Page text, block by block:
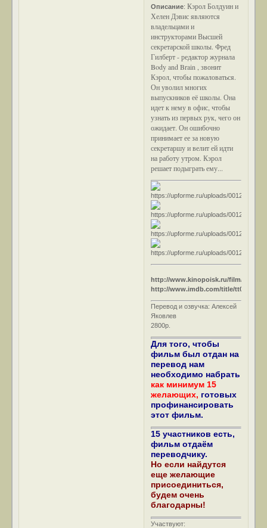
Описание:Кэрол Болдуин и
Хелен Дэвис являются
владельцами и
инструкторами Высшей
секретарской школы. Фред
Гилберт - редактор журнала
Body and Brain , звонит
Кэрол, чтобы пожаловаться.
Он уволил многих
выпускников её школы. Она
идет к нему в офис, чтобы
узнать из первых рук, чего он
ожидает. Он ошибочно
принимает ее за новую
секретаршу и велит ей идти
на работу утром. Кэрол
решает подыграть ему...
http://www.kinopoisk.ru/film/14148/
http://www.imdb.com/title/tt0027985/
Перевод и озвучка: Алексей
Яковлев
2800р.
Для того, чтобы
фильм был отдан на
перевод нам
необходимо набрать
как минимум 15
желающих, готовых
профинансировать
этот фильм.
15 участников есть,
фильм отдаём
переводчику.
Но если найдутся
еще желающие
присоединиться,
будем очень
благодарны!
Участвуют: